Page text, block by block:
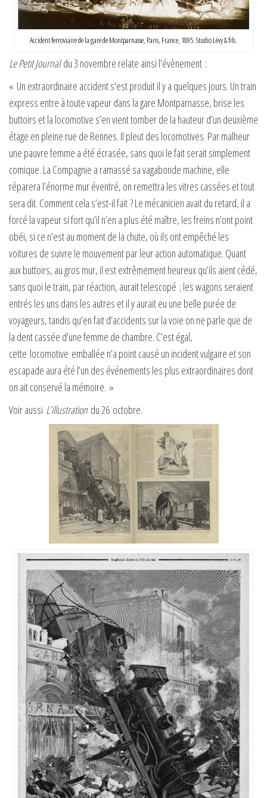
Accident ferroviaire de la gare de Montparnasse, Paris, France, 1895. Studio Lévy & fils.
Le Petit Journaldu 3 novembre relate ainsi l’évènement :
« Un extraordinaire accident s’est produit il y a quelques jours. Un train
express entre à toute vapeur dans la gare Montparnasse, brise les
buttoirs et la locomotive s’en vient tomber de la hauteur d’un deuxième
étage en pleine rue de Rennes. Il pleut des locomotives. Par malheur
une pauvre femme a été écrasée, sans quoi le fait serait simplement
comique. La Compagnie a ramassé sa vagabonde machine, elle
réparera l’énorme mur éventré, on remettra les vitres cassées et tout
sera dit. Comment cela s’est-il fait ? Le mécanicien avait du retard, il a
forcé la vapeur si fort qu’il n’en a plus été maître, les freins n’ont point
obéi, si ce n’est au moment de la chute, où ils ont empêché les
voitures de suivre le mouvement par leur action automatique. Quant
aux buttoirs, au gros mur, il est extrêmement heureux qu’ils aient cédé,
sans quoi le train, par réaction, aurait telescopé ; les wagons seraient
entrés les uns dans les autres et il y aurait eu une belle purée de
voyageurs, tandis qu’en fait d’accidents sur la voie on ne parle que de
la dent cassée d’une femme de chambre. C’est égal,
cette locomotive emballée n’a point causé un incident vulgaire et son
escapade aura été l’un des événements les plus extraordinaires dont
on ait conservé la mémoire. »
Voir aussi L’illustrationdu 26 octobre.